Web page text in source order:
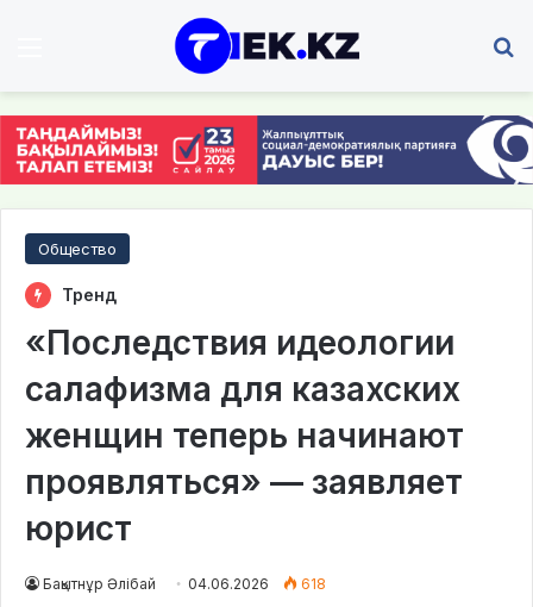
Общество
Тренд
«Последствия идеологии
салафизма для казахских
женщин теперь начинают
проявляться» — заявляет
юрист
Бақытнұр Әлібай 04.06.2026 618